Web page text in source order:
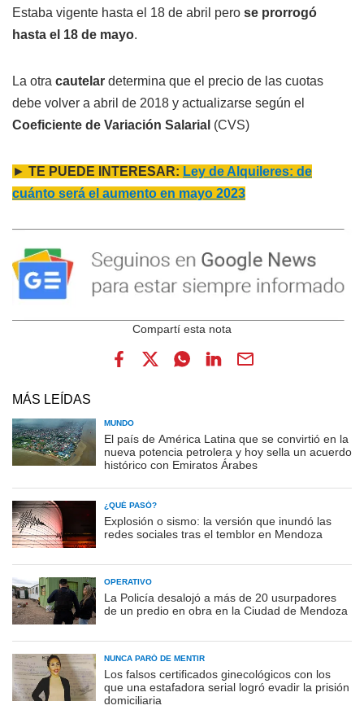
Estaba vigente hasta el 18 de abril pero se prorrogó
hasta el 18 de mayo.
La otra cautelar determina que el precio de las cuotas
debe volver a abril de 2018 y actualizarse según el
Coeficiente de Variación Salarial (CVS)
► TE PUEDE INTERESAR: Ley de Alquileres: de
cuánto será el aumento en mayo 2023
MÁS LEÍDAS
MUNDO
El país de América Latina que se convirtió en la
nueva potencia petrolera y hoy sella un acuerdo
histórico con Emiratos Árabes
¿QUÉ PASÓ?
Explosión o sismo: la versión que inundó las
redes sociales tras el temblor en Mendoza
OPERATIVO
La Policía desalojó a más de 20 usurpadores
de un predio en obra en la Ciudad de Mendoza
NUNCA PARÓ DE MENTIR
Los falsos certificados ginecológicos con los
que una estafadora serial logró evadir la prisión
domiciliaria